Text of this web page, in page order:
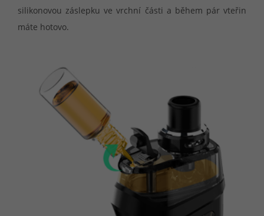
silikonovou záslepku ve vrchní části a během pár vteřin
máte hotovo.